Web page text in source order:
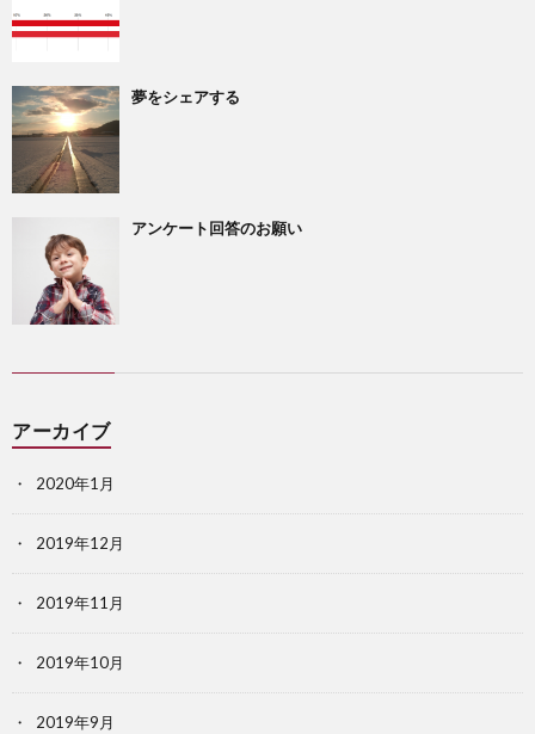
夢をシェアする
アンケート回答のお願い
アーカイブ
2020年1月
2019年12月
2019年11月
2019年10月
2019年9月